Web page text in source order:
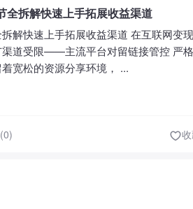
全拆解快速上手拓展收益渠道
解快速上手拓展收益渠道 在互联网变
渠道受限——主流平台对留链接管控 严
宽松的资源分享环境， ...